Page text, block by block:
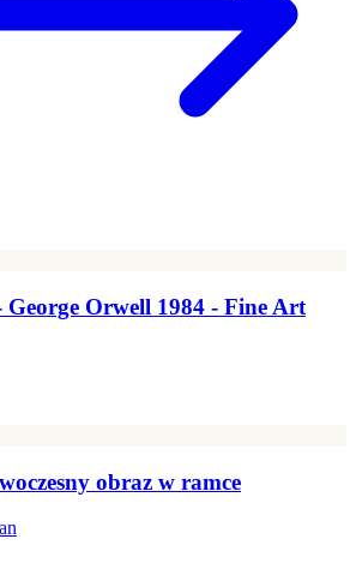
Orwell 1984 - Fine Art
obraz w ramce